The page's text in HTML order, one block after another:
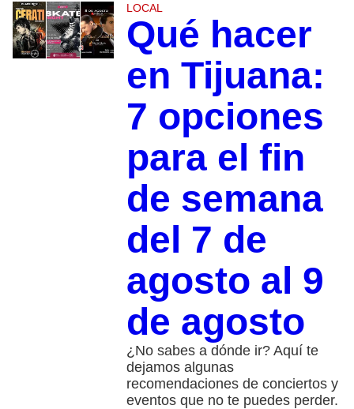
LOCAL
Qué hacer
en Tijuana:
7 opciones
para el fin
de semana
del 7 de
agosto al 9
de agosto
¿No sabes a dónde ir? Aquí te
dejamos algunas
recomendaciones de conciertos y
eventos que no te puedes perder.